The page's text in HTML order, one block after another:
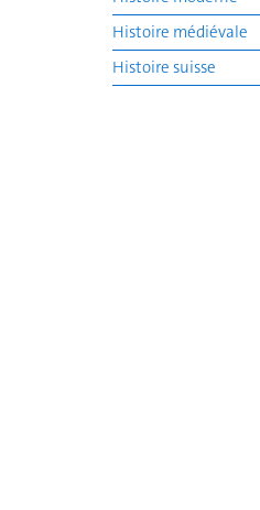
Histoire médiévale
Histoire suisse